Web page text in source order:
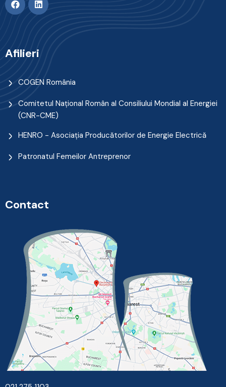
Afilieri
COGEN România
Comitetul Naţional Român al Consiliului Mondial al Energiei
(CNR-CME)
HENRO - Asociația Producătorilor de Energie Electrică
Patronatul Femeilor Antreprenor
Contact